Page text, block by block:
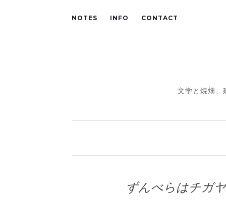
NOTES INFO CONTACT
文学と焼畑、
ずんべらはチガ